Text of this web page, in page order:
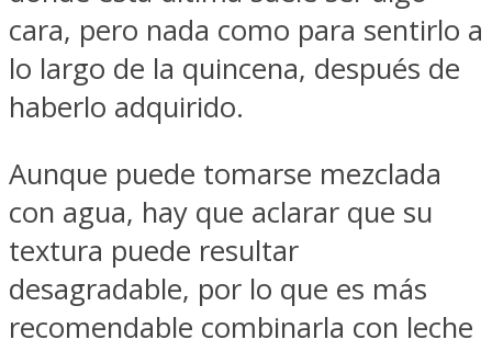
cara, pero nada como para sentirlo a
lo largo de la quincena, después de
haberlo adquirido.
Aunque puede tomarse mezclada
con agua, hay que aclarar que su
textura puede resultar
desagradable, por lo que es más
recomendable combinarla con leche